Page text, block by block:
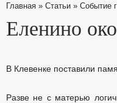
Главная » Статьи » Событие
Еленино
В Клевенке поставили
Разве не с матерью